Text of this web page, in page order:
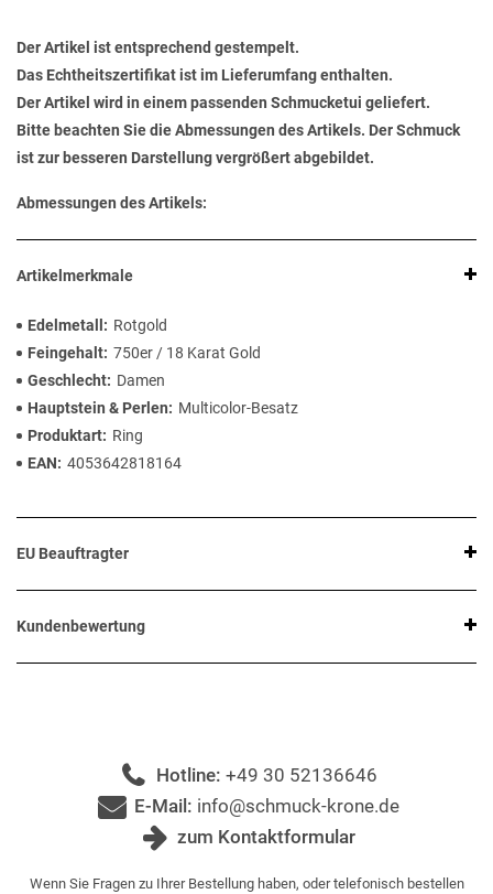
Der Artikel ist entsprechend gestempelt.
Das Echtheitszertifikat ist im Lieferumfang enthalten.
Der Artikel wird in einem passenden Schmucketui geliefert.
Bitte beachten Sie die Abmessungen des Artikels. Der Schmuck
ist zur besseren Darstellung vergrößert abgebildet.
Abmessungen des Artikels:
Artikelmerkmale
Edelmetall
Rotgold
Feingehalt 750er / 18 Karat Gold
Geschlecht
Damen
Hauptstein & Perlen
Multicolor-Besatz
Produktart
Ring
EAN
4053642818164
EU Beauftragter
Kundenbewertung
Hotline: +49 30 52136646
E-Mail: info@schmuck-krone.de
zum Kontaktformular
Wenn Sie Fragen zu Ihrer Bestellung haben, oder telefonisch bestellen